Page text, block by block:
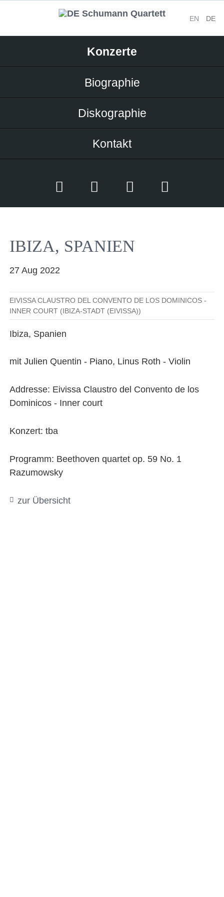
EN DE
Konzerte
Biographie
Diskographie
Kontakt
FacebookYouTubeInstagram
IBIZA, SPANIEN
27 Aug 2022
EIVISSA CLAUSTRO DEL CONVENTO DE LOS DOMINICOS -
INNER COURT (IBIZA-STADT (EIVISSA))
Ibiza, Spanien
mit Julien Quentin - Piano, Linus Roth - Violin
Addresse: Eivissa Claustro del Convento de los
Dominicos - Inner court
Konzert: tba
Programm: Beethoven quartet op. 59 No. 1
Razumowsky
zur Übersicht